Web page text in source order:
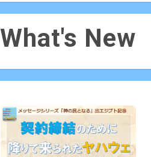
What's New